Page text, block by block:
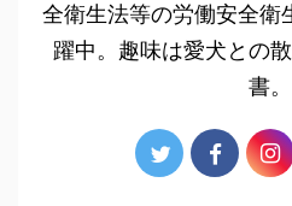
全衛生法等の労働安全衛
躍中。趣味は愛犬との
書。